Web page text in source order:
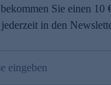
Sie einen 10
in den
eingeben